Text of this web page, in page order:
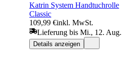
Katrin System Handtuchrolle
Classic
109,99 €inkl. MwSt.
Lieferung bis Mi., 12. Aug.
Details anzeigen